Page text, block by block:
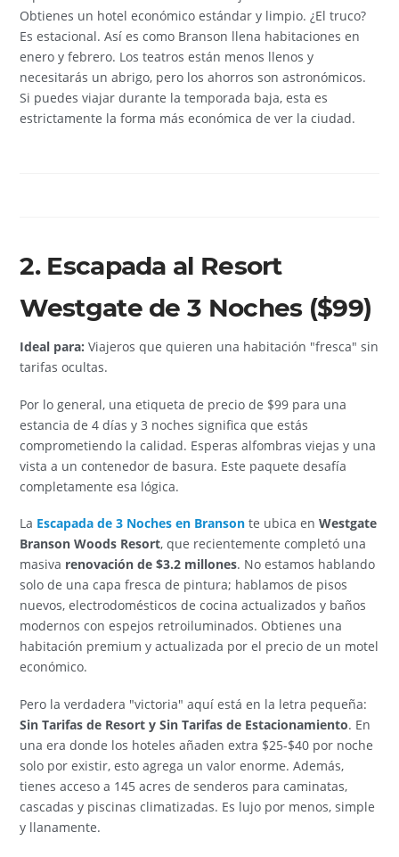
Obtienes un hotel económico estándar y limpio. ¿El truco?
Es estacional. Así es como Branson llena habitaciones en
enero y febrero. Los teatros están menos llenos y
necesitarás un abrigo, pero los ahorros son astronómicos.
Si puedes viajar durante la temporada baja, esta es
estrictamente la forma más económica de ver la ciudad.
2. Escapada al Resort
Westgate de 3 Noches ($99)
Ideal para: Viajeros que quieren una habitación "fresca" sin
tarifas ocultas.
Por lo general, una etiqueta de precio de $99 para una
estancia de 4 días y 3 noches significa que estás
comprometiendo la calidad. Esperas alfombras viejas y una
vista a un contenedor de basura. Este paquete desafía
completamente esa lógica.
La Escapada de 3 Noches en Branson te ubica enWestgate
Branson Woods Resort, que recientemente completó una
masiva renovación de $3.2 millones. No estamos hablando
solo de una capa fresca de pintura; hablamos de pisos
nuevos, electrodomésticos de cocina actualizados y baños
modernos con espejos retroiluminados. Obtienes una
habitación premium y actualizada por el precio de un motel
económico.
Pero la verdadera "victoria" aquí está en la letra pequeña:
Sin Tarifas de Resort y Sin Tarifas de Estacionamiento. En
una era donde los hoteles añaden extra $25-$40 por noche
solo por existir, esto agrega un valor enorme. Además,
tienes acceso a 145 acres de senderos para caminatas,
cascadas y piscinas climatizadas. Es lujo por menos, simple
y llanamente.